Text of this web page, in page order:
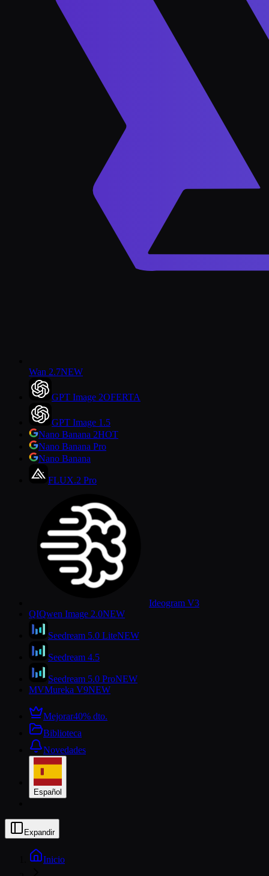
Wan 2.7NEW
GPT Image 2OFERTA
GPT Image 1.5
Nano Banana 2HOT
Nano Banana Pro
Nano Banana
FLUX.2 Pro
Ideogram V3
QIQwen Image 2.0NEW
Seedream 5.0 LiteNEW
Seedream 4.5
Seedream 5.0 ProNEW
MVMureka V9NEW
Mejorar40% dto.
Biblioteca
Novedades
Español
Expandir
Inicio